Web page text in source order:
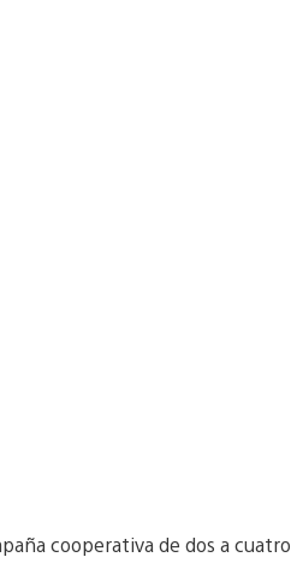
cooperativa de dos a